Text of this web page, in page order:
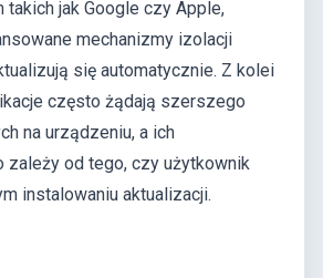
takich jak Google czy Apple,
mechanizmy izolacji
się automatycznie. Z kolei
często żądają szerszego
na urządzeniu, a ich
zależy od tego, czy użytkownik
instalowaniu aktualizacji.